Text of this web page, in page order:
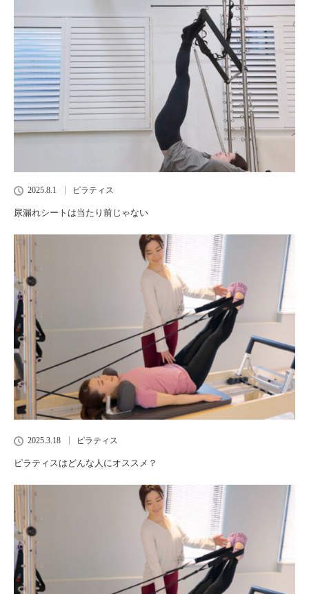
2025.8.1 ピラティス
尿漏れシートは当たり前じゃない
2025.3.18 ピラティス
ピラティスはどんな人にオススメ？